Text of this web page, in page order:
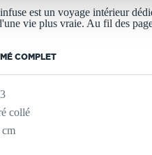
est un voyage intérieur
vie plus vraie. Au fil des
COMPLET
collé
cm